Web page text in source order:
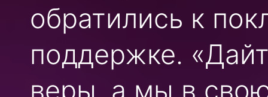
обратились к
поддержке.
веры, а мы в